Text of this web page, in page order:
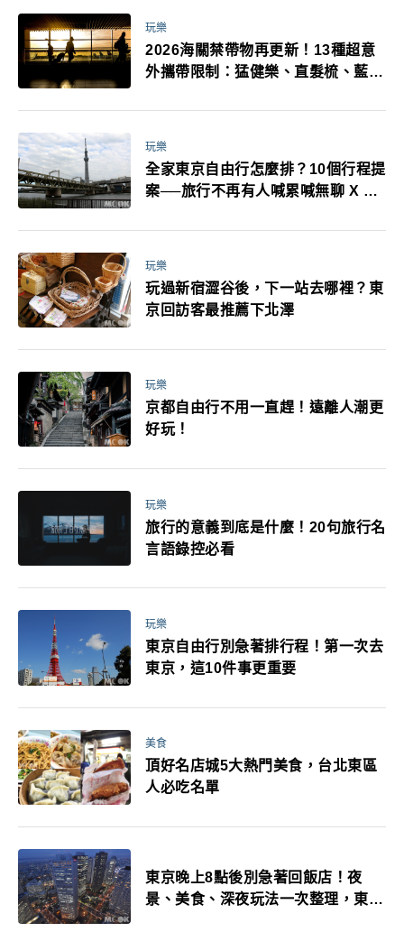
玩樂
2026海關禁帶物再更新！13種超意
外攜帶限制：猛健樂、直髮梳、藍牙
萬！注意事項一次看！
玩樂
全家東京自由行怎麼排？10個行程提
案──旅行不再有人喊累喊無聊 X 爸
玩樂
玩過新宿澀谷後，下一站去哪裡？東
京回訪客最推薦下北澤
玩樂
京都自由行不用一直趕！遠離人潮更
好玩！
玩樂
旅行的意義到底是什麼！20句旅行名
言語錄控必看
玩樂
東京自由行別急著排行程！第一次去
東京，這10件事更重要
美食
頂好名店城5大熱門美食，台北東區
人必吃名單
東京晚上8點後別急著回飯店！夜
景、美食、深夜玩法一次整理，東京